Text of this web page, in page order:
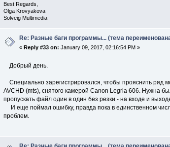
Best Regards,
Olga Krovyakova
Solveig Multimedia
Re: Разные баги программы... (тема
«Reply #33 on: January 09, 2017, 02:16:54 PM »
Добрый день.
Специально зарегистрировался, чтобы прояснить ряд
AVCHD (mts), снятого камерой Canon Legria 606. Нужна
пропускать файл один в один без резки - на входе и
И еще поймал ошибку, правда пока в единственном
проблем.